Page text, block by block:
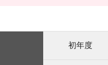
初年度